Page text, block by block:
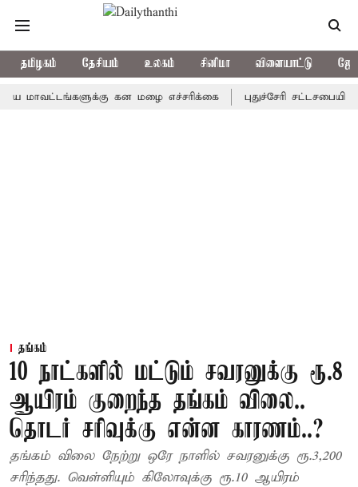
தமிழகம் தேசியம் உலகம் சினிமா விளையாட்டு
கன மழை எச்சரிக்கை புதுச்சேரி சட்டசபையில்
தங்கம்
10 நாட்களில் மட்டும் சவரனுக்கு ரூ.8
ஆயிரம் குறைந்த தங்கம் விலை..
தொடர் சரிவுக்கு என்ன காரணம்..?
தங்கம் விலை நேற்று ஒரே நாளில் சவரனுக்கு ரூ.3,200
சரிந்தது. வெள்ளியும் கிலோவுக்கு ரூ.10 ஆயிரம்